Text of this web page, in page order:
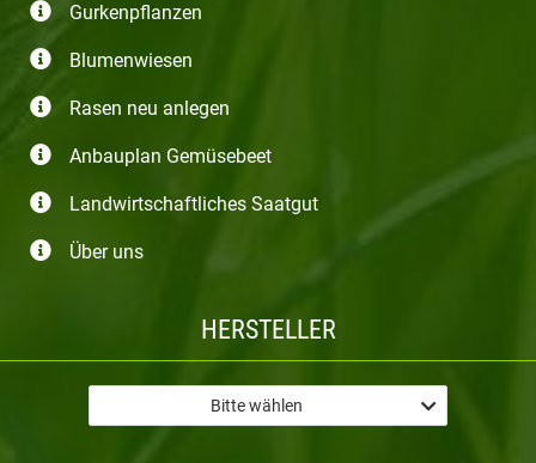
Gurkenpflanzen
Blumenwiesen
Rasen neu anlegen
Anbauplan Gemüsebeet
Landwirtschaftliches Saatgut
Über uns
HERSTELLER
Bitte wählen